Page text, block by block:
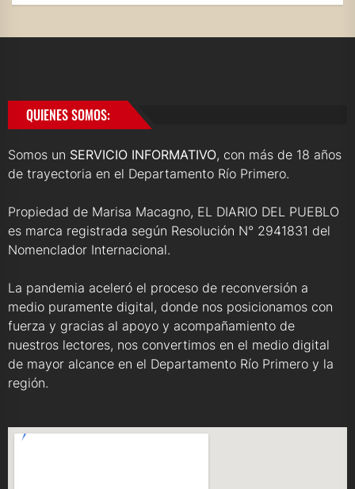
QUIENES SOMOS:
Somos un SERVICIO INFORMATIVO, con más de 18 años
de trayectoria en el Departamento Río Primero.
Propiedad de Marisa Macagno, EL DIARIO DEL PUEBLO
es marca registrada según Resolución N° 2941831 del
Nomenclador Internacional.
La pandemia aceleró el proceso de reconversión a
medio puramente digital, donde nos posicionamos con
fuerza y gracias al apoyo y acompañamiento de
nuestros lectores, nos convertimos en el medio digital
de mayor alcance en el Departamento Río Primero y la
región.